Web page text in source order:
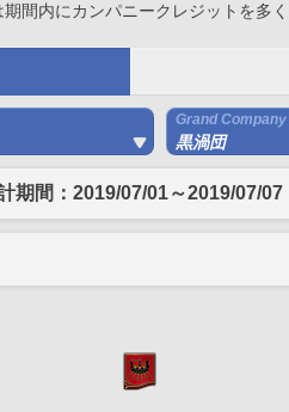
間内にカンパニークレジットを多
Grand Company
黒渦団
期間：2019/07/01～2019/07/07